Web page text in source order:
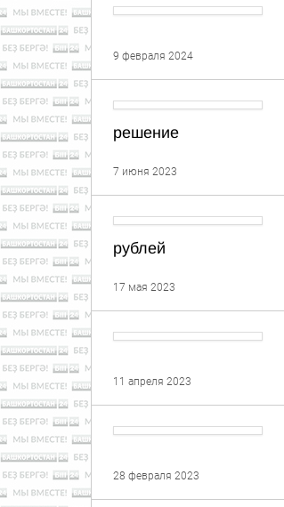
9 февраля 2024
решение
7 июня 2023
рублей
17 мая 2023
11 апреля 2023
28 февраля 2023